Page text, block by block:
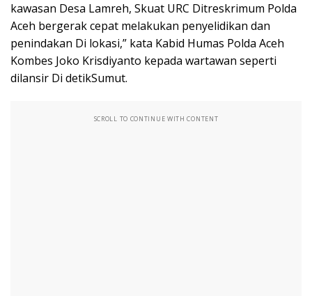
kawasan Desa Lamreh, Skuat URC Ditreskrimum Polda
Aceh bergerak cepat melakukan penyelidikan dan
penindakan Di lokasi,” kata Kabid Humas Polda Aceh
Kombes Joko Krisdiyanto kepada wartawan seperti
dilansir Di detikSumut.
SCROLL TO CONTINUE WITH CONTENT